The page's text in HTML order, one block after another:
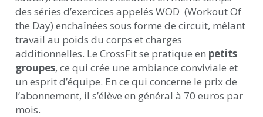
des séries d’exercices appelés WOD (Workout Of
the Day) enchaînées sous forme de circuit, mêlant
travail au poids du corps et charges
additionnelles. Le CrossFit se pratique en petits
groupes, ce qui crée une ambiance conviviale et
un esprit d’équipe. En ce qui concerne le prix de
l’abonnement, il s’élève en général à 70 euros par
mois.